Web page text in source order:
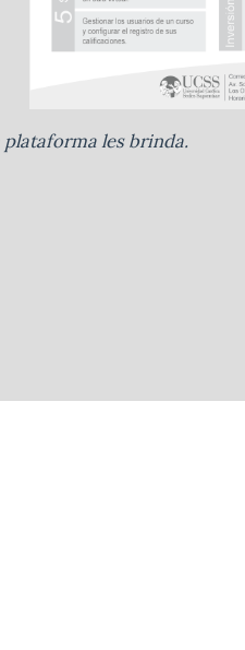
les brinda.